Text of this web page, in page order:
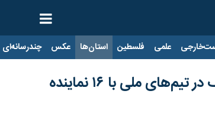
علمی فلسطین استان‌ها عکس چندرسانه‌ای
ملی با ۱۶ نماینده